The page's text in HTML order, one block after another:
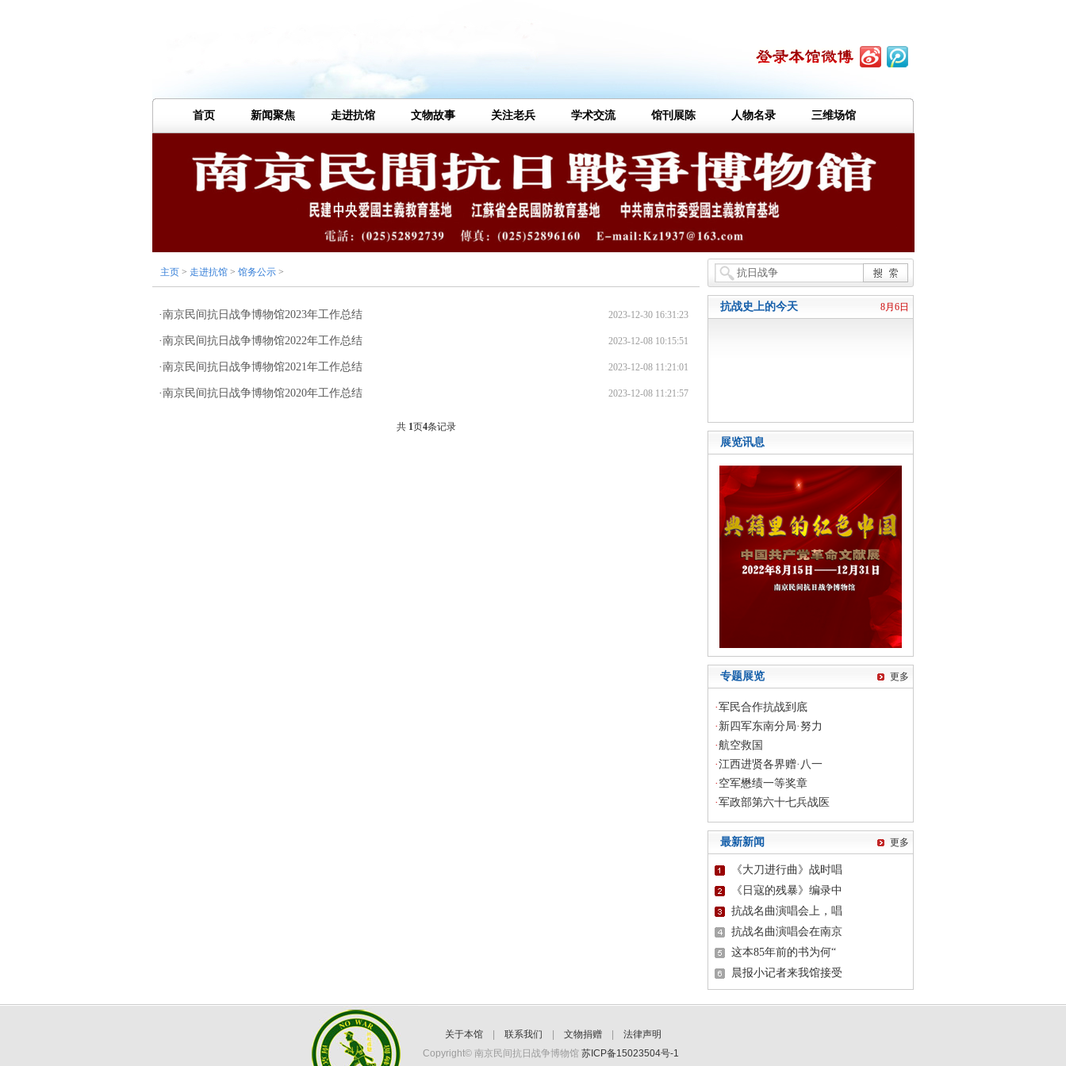
首页 新闻聚焦 走进抗馆 文物故事 关注老兵 学术交流 馆刊展陈 人物名录 三维场馆
主页 > 走进抗馆 > 馆务公示 >
·南京民间抗日战争博物馆2023年工作总结 2023-12-30 16:31:23
·南京民间抗日战争博物馆2022年工作总结 2023-12-08 10:15:51
·南京民间抗日战争博物馆2021年工作总结 2023-12-08 11:21:01
·南京民间抗日战争博物馆2020年工作总结 2023-12-08 11:21:57
共 1页4条记录
抗战史上的今天 8月6日
展览讯息
专题展览 更多
·军民合作抗战到底
· 新四军东南分局·努力
·航空救国
·江西进贤各界赠·八一
· 空军懋绩一等奖章
·军政部第六十七兵战医
最新新闻 更多
《大刀进行曲》战时唱
《日寇的残暴》编录中
抗战名曲演唱会上，唱
抗战名曲演唱会在南京
这本85年前的书为何“
晨报小记者来我馆接受
关于本馆| 联系我们 文物捐赠| 法律声明
Copyright© 南京民间抗日战争博物馆 苏ICP备15023504号-1